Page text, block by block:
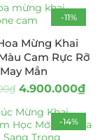
-11%
HOT
Mừng Khai
Cam Rực Rỡ
May Mắn
₫ 4.900.000₫
-14%